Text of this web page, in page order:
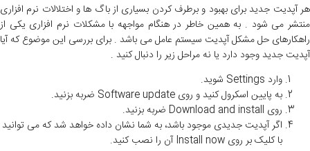
هر آپدیت جدید برای بهبود و برطرف کردن بسیاری از باگ ها و اختلالات نرم افزاری
منتشر می شود . به همین خاطر در هنگام مواجهه با مشکلات نرم افزاری یکی از
راهکارهای حل مشکل آپدیت سیستم عامل می باشد . برای بررسی این موضوع که آیا
آپدیت جدید وجود دارد یا نه مراحل زیر را دنبال کنید .
وارد Settings شوید.
به پایین اسکرول کنید و روی Software update ضربه بزنید.
روی Download and install ضربه بزنید.
اگر آپدیت جدیدی موجود باشد، به شما نشان داده خواهد شد که می توانید
با کلیک بر روی Install now آن را نصب کنید.